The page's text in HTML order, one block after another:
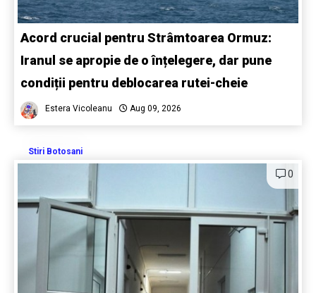
Acord crucial pentru Strâmtoarea Ormuz:
Iranul se apropie de o înțelegere, dar pune
condiții pentru deblocarea rutei-cheie
Estera Vicoleanu Aug 09, 2026
Stiri Botosani
0